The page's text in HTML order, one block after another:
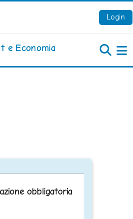
Login
e Economia
obbligatoria